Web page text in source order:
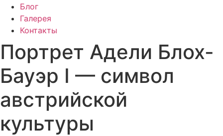
Блог
Галерея
Контакты
Портрет Адели Блох-
Бауэр I — символ
австрийской
культуры